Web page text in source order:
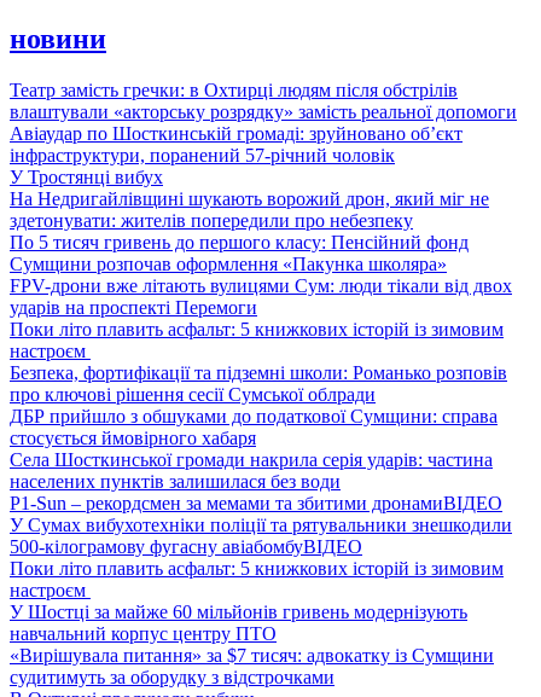
новини
Театр замість гречки: в Охтирці людям після обстрілів
влаштували «акторську розрядку» замість реальної допомоги
Авіаудар по Шосткинській громаді: зруйновано об’єкт
інфраструктури, поранений 57-річний чоловік
У Тростянці вибух
На Недригайлівщині шукають ворожий дрон, який міг не
здетонувати: жителів попередили про небезпеку
По 5 тисяч гривень до першого класу: Пенсійний фонд
Сумщини розпочав оформлення «Пакунка школяра»
FPV-дрони вже літають вулицями Сум: люди тікали від двох
ударів на проспекті Перемоги
Поки літо плавить асфальт: 5 книжкових історій із зимовим
настроєм
Безпека, фортифікації та підземні школи: Романько розповів
про ключові рішення сесії Сумської облради
ДБР прийшло з обшуками до податкової Сумщини: справа
стосується ймовірного хабаря
Села Шосткинської громади накрила серія ударів: частина
населених пунктів залишилася без води
P1-Sun – рекордсмен за мемами та збитими дронамиВІДЕО
У Сумах вибухотехніки поліції та рятувальники знешкодили
500-кілограмову фугасну авіабомбуВІДЕО
Поки літо плавить асфальт: 5 книжкових історій із зимовим
настроєм
У Шостці за майже 60 мільйонів гривень модернізують
навчальний корпус центру ПТО
«Вирішувала питання» за $7 тисяч: адвокатку із Сумщини
судитимуть за оборудку з відстрочками